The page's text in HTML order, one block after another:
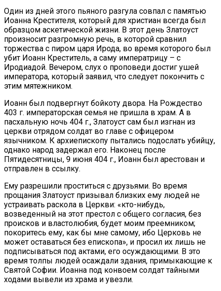
Один из дней этого пьяного разгула совпал с памятью
Иоанна Крестителя, который для христиан всегда был
образцом аскетической жизни. В этот день Златоуст
произносит разгромную речь, в которой сравнил
торжества с пиром царя Ирода, во время которого был
убит Иоанн Креститель, а саму императрицу – с
Иродиадой. Вечером, слух о проповеди достиг ушей
императора, который заявил, что следует покончить с
этим мятежником.
Иоанн был подвергнут бойкоту двора. На Рождество
403 г. императорская семья не пришла в храм. А в
пасхальную ночь 404 г., Златоуст сам был изгнан из
церкви отрядом солдат во главе с офицером
язычником. К архиепископу пытались подослать убийцу,
однако народ задержал его. Наконец после
Пятидесятницы, 9 июня 404 г., Иоанн был арестован и
отправлен в ссылку.
Ему разрешили проститься с друзьями. Во время
прощания Златоуст призывал близких ему людей не
устраивать раскола в Церкви: «кто-нибудь,
возведенный на этот престол с общего согласия, без
происков и властолюбия, будет моим преемником;
покоритесь ему, как бы мне самому, ибо Церковь не
может оставаться без епископа», и просил их лишь не
подписываться под актами, его осуждающими. В это
время толпы людей осаждали здания, примыкающие к
Святой Софии. Иоанна под конвоем солдат тайными
ходами вывели из храма и увезли.